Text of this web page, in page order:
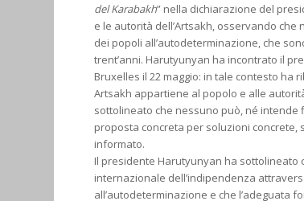
del Karabakh” nella dichiarazione del
e le autorità dell’Artsakh, osservando
dei popoli all’autodeterminazione, che
trent’anni. Harutyunyan ha incontrato il
Bruxelles il 22 maggio: in tale contesto
Artsakh appartiene al popolo e alle
sottolineato che nessuno può, né intende
proposta concreta per soluzioni concrete,
informato.
Il presidente Harutyunyan ha sottolineato
internazionale dell’indipendenza
all’autodeterminazione e che l’adeguata